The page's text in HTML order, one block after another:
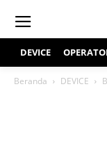
DEVICE
Beranda DEVICE